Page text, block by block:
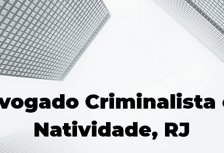
Criminalista
Natividade, RJ